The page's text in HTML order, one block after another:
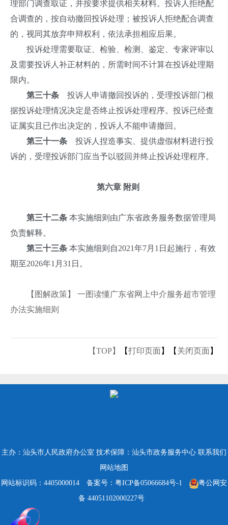
理部门调查取证，并按要求提供相关材料。投诉人拒绝配
合调查的，按自动撤回投诉处理；被投诉人拒绝配合调查
的，视同其放弃申辩权利，依法承担相应后果。
投诉处理需要取证、检验、检测、鉴定、专家评审以
及需要投诉人补正材料的，所需时间不计算在投诉处理期
限内。
第三十条 投诉人申请撤回投诉的，受理投诉部门根
据投诉处理情况决定是否终止投诉处理程序。投诉已经查
证属实且已作出决定的，投诉人不能申请撤回。
第三十一条 投诉人捏造事实、提供虚假材料进行投
诉的，受理投诉部门应当予以驳回并终止投诉处理程序。
第六章 附则
第三十二条 本实施细则由广东省政务服务数据管理局
负责解释。
第三十三条 本实施细则自2021年7月1日起施行，有效
期至2026年1月31日。
【图解政策】 一图读懂广东省网上中介服务超市管理
办法实施细则
【TOP】 【打印页面】【 关闭页面】
主办：汕头市人民政府办公室 技术保障：汕头市政务服务中心 联系我们
网站地图
网站标识码：4405000014
备案号：粤ICP备05066684号-1
粤公网安
备 44051102000227号